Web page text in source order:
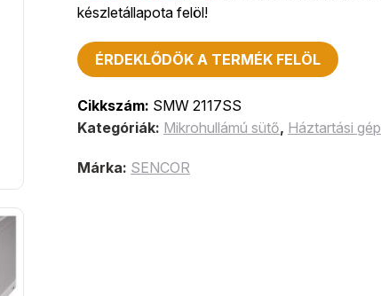
készletállapota felöl!
ÉRDEKLŐDÖK A TERMÉK FELÖL
Cikkszám: SMW 2117SS
Kategóriák: Mikrohullámú sütő, Háztartási gép
Márka: SENCOR